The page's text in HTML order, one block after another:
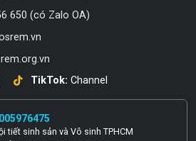
650 (có Zalo OA)
TikTok: Channel
tiết sinh sản và Vô sinh TPHCM